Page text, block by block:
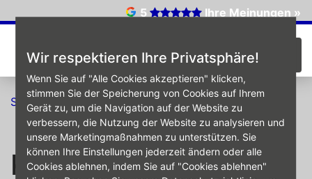
Wir respektieren Ihre Privatsphäre!
Wenn Sie auf "Alle Cookies akzeptieren" klicken,
stimmen Sie der Speicherung von Cookies auf Ihrem
Gerät zu, um die Navigation auf der Website zu
verbessern, die Nutzung der Website zu analysieren und
unsere Marketingmaßnahmen zu unterstützen. Sie
können Ihre Einstellungen jederzeit ändern oder alle
Cookies ablehnen, indem Sie auf "Cookies ablehnen"
5 Ihre Meinungen »
Startseite Kontakt
Kontakt